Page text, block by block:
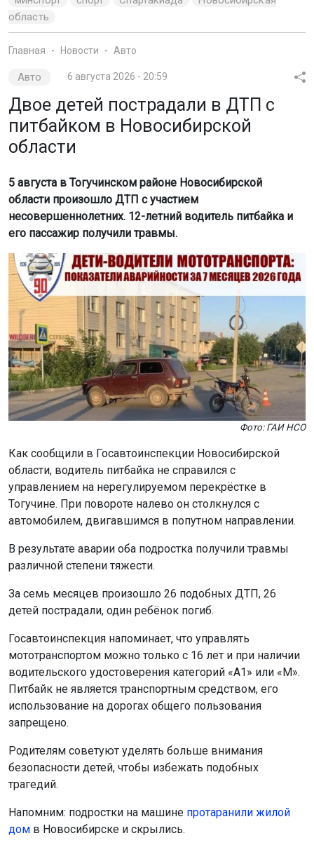
области
5 августа в Тогучинском районе Новосибирской
несовершеннолетних. 12-летний водитель питбайка и
его пассажир получили травмы.
Фото: ГАИ НСО
Как сообщили в Госавтоинспекции Новосибирской
области, водитель питбайка не справился с
управлением на нерегулируемом перекрёстке в
Тогучине. При повороте налево он столкнулся с
автомобилем, двигавшимся в попутном направлении.
В результате аварии оба подростка получили травмы
За семь месяцев произошло 26 подобных ДТП, 26
детей пострадали, один ребёнок погиб.
Госавтоинспекция напоминает, что управлять
мототранспортом можно только с 16 лет и при наличии
Питбайк не является транспортным средством, его
использование на дорогах общего пользования
запрещено.
Родителям советуют уделять больше внимания
безопасности детей, чтобы избежать подобных
трагедий.
Напомним: подростки на машинепротаранили жилой
домв Новосибирске и скрылись.
Автор: Алиса Новохатская
Читать все
публикации автора